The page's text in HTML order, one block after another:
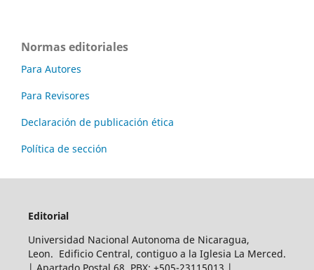
Normas editoriales
Para Autores
Para Revisores
Declaración de publicación ética
Política de sección
Editorial
Universidad Nacional Autonoma de Nicaragua,
Leon. Edificio Central, contiguo a la Iglesia La Merced.
| Apartado Postal 68. PBX: +505-23115013 |